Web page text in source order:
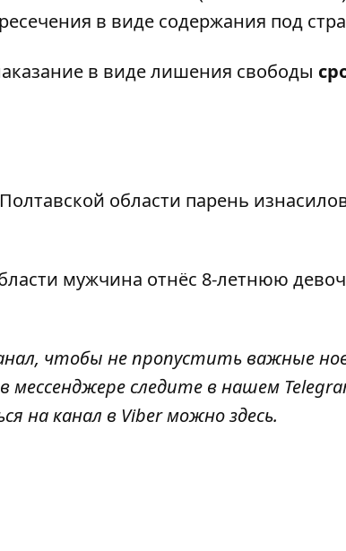
в виде содержания под
в виде лишения свободы
области парень
мужчина отнёс 8-летнюю
, чтобы не пропустить важные
следите в нашем
на канал в Viber можноздесь.